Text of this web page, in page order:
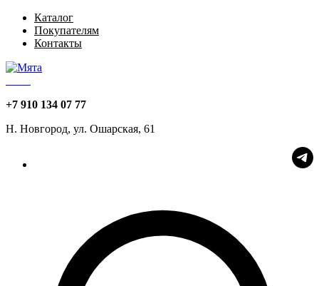
Каталог
Покупателям
Контакты
+7 910 134 07 77
Н. Новгород, ул. Ошарская, 61